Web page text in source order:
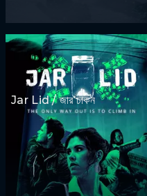
Jar Lid / জার ঢাকন